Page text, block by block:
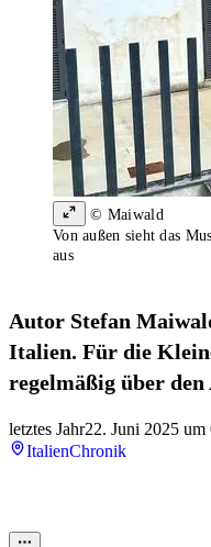
© Maiwald
Von außen sieht das
aus
Autor Stefan
Italien. Für die
regelmäßig über
letztes Jahr22. Juni 2025 um
ItalienChronik